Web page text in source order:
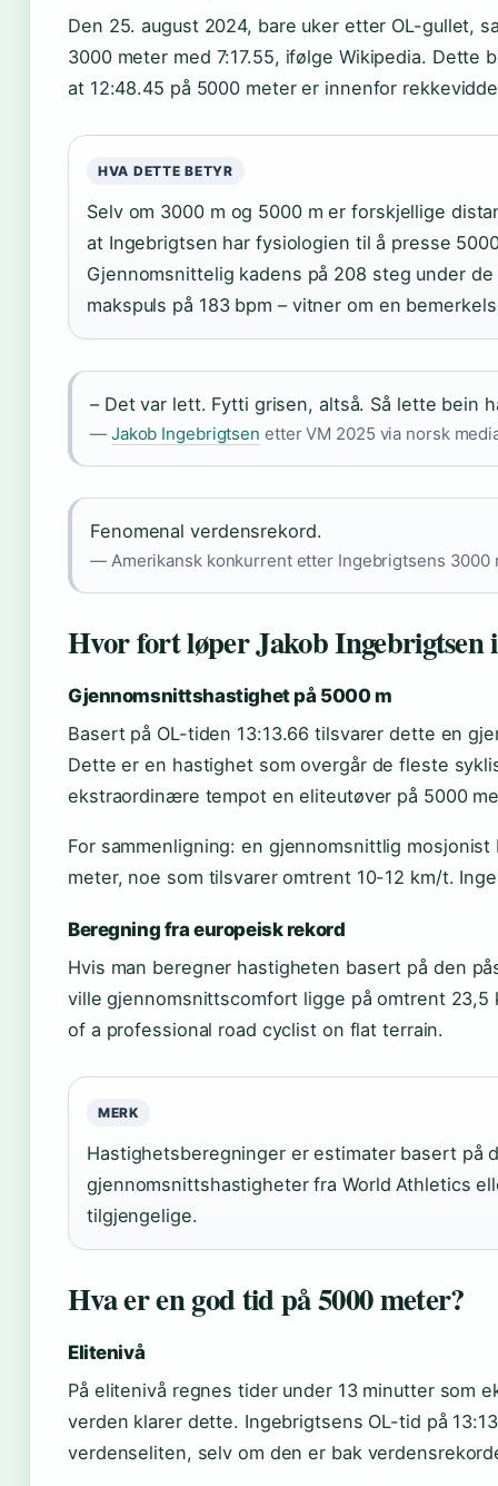
Den 25. august 2024, bare uker etter OL-gullet,
3000 meter med 7:17.55, ifølge Wikipedia.
at 12:48.45 på 5000 meter er innenfor
HVA DETTE BETYR
Selv om 3000 m og 5000 m er forskjellige
at Ingebrigtsen har fysiologien til å presse
Gjennomsnittelig kadens på 208 steg under
makspuls på 183 bpm – vitner om en
– Det var lett. Fytti grisen, altså. Så lette bein
— Jakob Ingebrigtsen etter VM 2025 via norsk
Fenomenal verdensrekord.
— Amerikansk konkurrent etter Ingebrigtsens 3000
Hvor fort løper Jakob Ingebrigtsen
Gjennomsnittshastighet på 5000 m
Basert på OL-tiden 13:13.66 tilsvarer dette en
Dette er en hastighet som overgår de fleste
ekstraordinære tempot en eliteutøver på 5000
For sammenligning: en gjennomsnittlig
meter, noe som tilsvarer omtrent 10-12 km/t.
Beregning fra europeisk rekord
Hvis man beregner hastigheten basert på den
ville gjennomsnittscomfort ligge på omtrent
of a professional road cyclist on flat terrain.
MERK
Hastighetsberegninger er estimater basert på
gjennomsnittshastigheter fra World Athletics
tilgjengelige.
Hva er en god tid på 5000 meter?
Elitenivå
På elitenivå regnes tider under 13 minutter som
verden klarer dette. Ingebrigtsens OL-tid på
verdenseliten, selv om den er bak